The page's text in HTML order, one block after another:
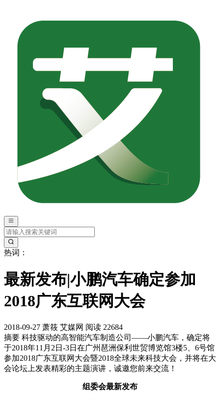
热词：
最新发布|小鹏汽车确定参加
2018广东互联网大会
2018-09-27 萧筱 艾媒网 阅读 22684
摘要 科技驱动的高智能汽车制造公司——小鹏汽车，确定将
于2018年11月2日-3日在广州琶洲保利世贸博览馆3楼5、6号馆
参加2018广东互联网大会暨2018全球未来科技大会，并将在大
会论坛上发表精彩的主题演讲，诚邀您前来交流！
组委会最新发布